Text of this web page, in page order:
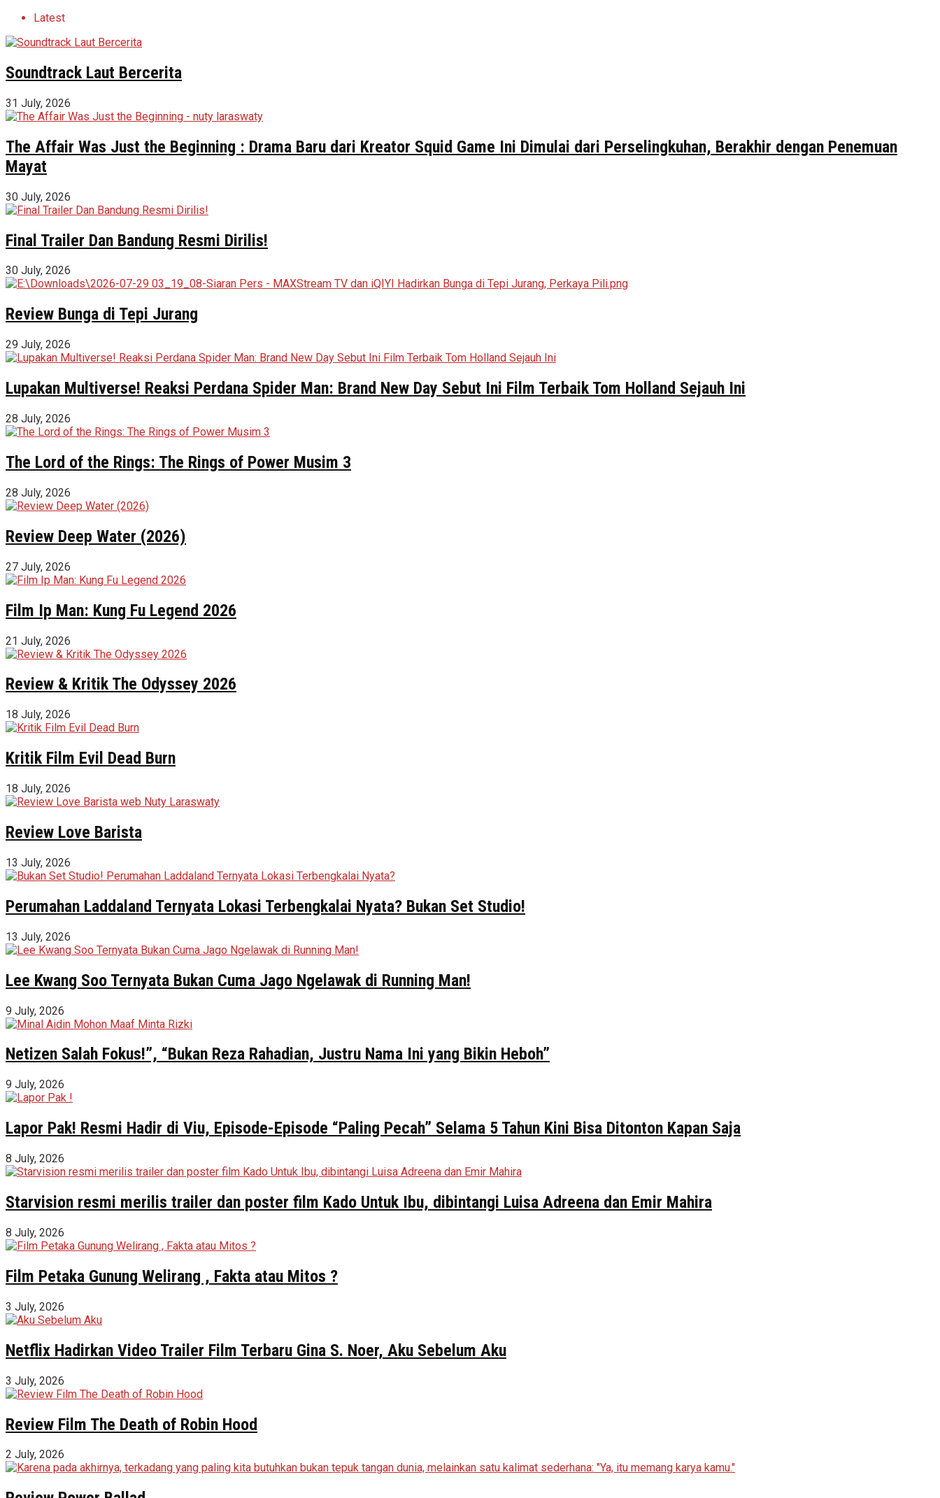
Latest
Soundtrack Laut Bercerita
31 July, 2026
The Affair Was Just the Beginning : Drama Baru dari Kreator Squid Game Ini Dimulai dari Perselingkuhan, Berakhir dengan Penemuan
Mayat
30 July, 2026
Final Trailer Dan Bandung Resmi Dirilis!
30 July, 2026
Review Bunga di Tepi Jurang
29 July, 2026
Lupakan Multiverse! Reaksi Perdana Spider Man: Brand New Day Sebut Ini Film Terbaik Tom Holland Sejauh Ini
28 July, 2026
The Lord of the Rings: The Rings of Power Musim 3
28 July, 2026
Review Deep Water (2026)
27 July, 2026
Film Ip Man: Kung Fu Legend 2026
21 July, 2026
Review & Kritik The Odyssey 2026
18 July, 2026
Kritik Film Evil Dead Burn
18 July, 2026
Review Love Barista
13 July, 2026
Perumahan Laddaland Ternyata Lokasi Terbengkalai Nyata? Bukan Set Studio!
13 July, 2026
Lee Kwang Soo Ternyata Bukan Cuma Jago Ngelawak di Running Man!
9 July, 2026
Netizen Salah Fokus!”, “Bukan Reza Rahadian, Justru Nama Ini yang Bikin Heboh”
9 July, 2026
Lapor Pak! Resmi Hadir di Viu, Episode-Episode “Paling Pecah” Selama 5 Tahun Kini Bisa Ditonton Kapan Saja
8 July, 2026
Starvision resmi merilis trailer dan poster film Kado Untuk Ibu, dibintangi Luisa Adreena dan Emir Mahira
8 July, 2026
Film Petaka Gunung Welirang , Fakta atau Mitos ?
3 July, 2026
Netflix Hadirkan Video Trailer Film Terbaru Gina S. Noer, Aku Sebelum Aku
3 July, 2026
Review Film The Death of Robin Hood
2 July, 2026